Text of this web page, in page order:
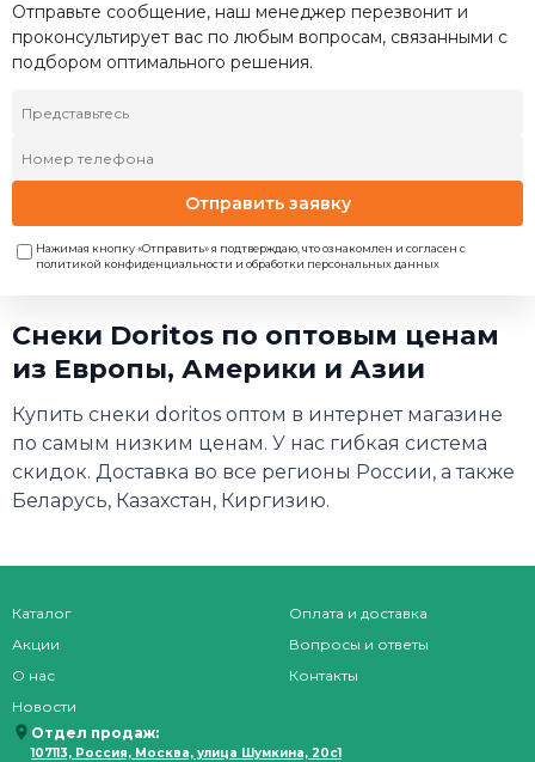
Отправьте сообщение, наш менеджер перезвонит и
проконсультирует вас по любым вопросам, связанными с
подбором оптимального решения.
Отправить заявку
Нажимая кнопку «Отправить» я подтверждаю, что ознакомлен и согласен с
политикой конфиденциальности и обработки персональных данных
Снеки Doritos по оптовым ценам
из Европы, Америки и Азии
Купить снеки doritos оптом в интернет магазине
по самым низким ценам. У нас гибкая система
скидок. Доставка во все регионы России, а также
Беларусь, Казахстан, Киргизию.
Каталог
Акции
О нас
Новости
Оплата и доставка
Вопросы и ответы
Контакты
Отдел продаж:
107113, Россия, Москва, улица Шумкина, 20с1